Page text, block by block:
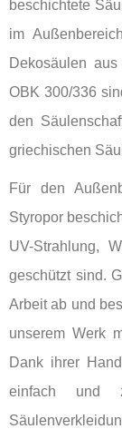
beschichtete
im
Dekosäulen
OBK 300/336
den
griechischen
Für den
Styropor
UV-Strahlung,
geschützt sind.
Arbeit ab und
unserem Werk
Dank ihrer
einfach und